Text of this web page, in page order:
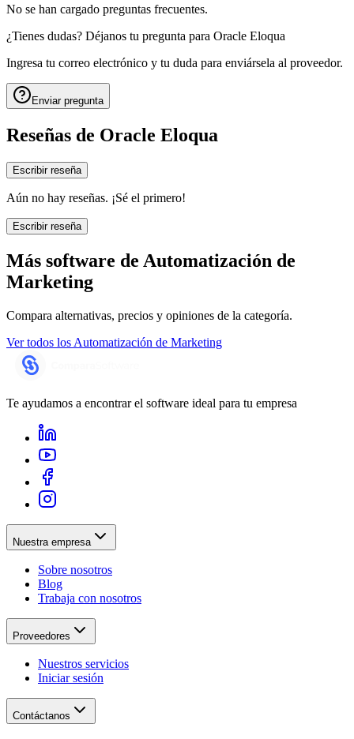
No se han cargado preguntas frecuentes.
¿Tienes dudas? Déjanos tu pregunta para Oracle Eloqua
Ingresa tu correo electrónico y tu duda para enviársela al proveedor.
Enviar pregunta
Reseñas de Oracle Eloqua
Escribir reseña
Aún no hay reseñas. ¡Sé el primero!
Escribir reseña
Más software de Automatización de
Marketing
Compara alternativas, precios y opiniones de la categoría.
Ver todos los Automatización de Marketing
Te ayudamos a encontrar el software ideal para tu empresa
Nuestra empresa
Sobre nosotros
Blog
Trabaja con nosotros
Proveedores
Nuestros servicios
Iniciar sesión
Contáctanos